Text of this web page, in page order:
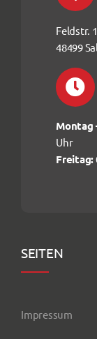
Feldstr.
48499
Montag
Uhr
Freitag:
SEITEN
Impressum